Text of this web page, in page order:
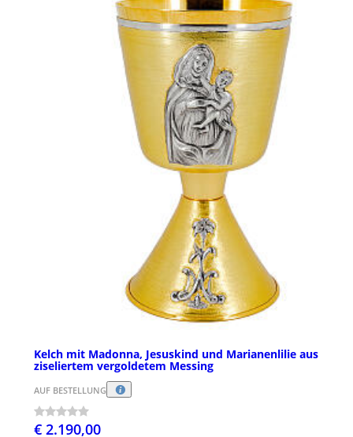
Kelch mit Madonna, Jesuskind und Marianenlilie aus
ziseliertem vergoldetem Messing
AUF BESTELLUNG
€ 2.190,00